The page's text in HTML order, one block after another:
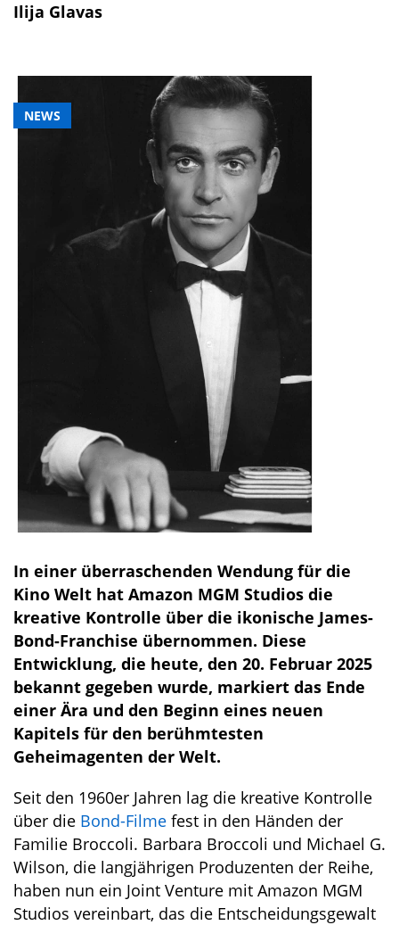
NEWS
Ilija Glavas
In einer überraschenden Wendung für die
Kino Welt hat Amazon MGM Studios die
kreative Kontrolle über die ikonische James-
Bond-Franchise übernommen. Diese
Entwicklung, die heute, den 20. Februar 2025
bekannt gegeben wurde, markiert das Ende
einer Ära und den Beginn eines neuen
Kapitels für den berühmtesten
Geheimagenten der Welt.
Seit den 1960er Jahren lag die kreative Kontrolle
über die Bond-Filme fest in den Händen der
Familie Broccoli. Barbara Broccoli und Michael G.
Wilson, die langjährigen Produzenten der Reihe,
haben nun ein Joint Venture mit Amazon MGM
Studios vereinbart, das die Entscheidungsgewalt